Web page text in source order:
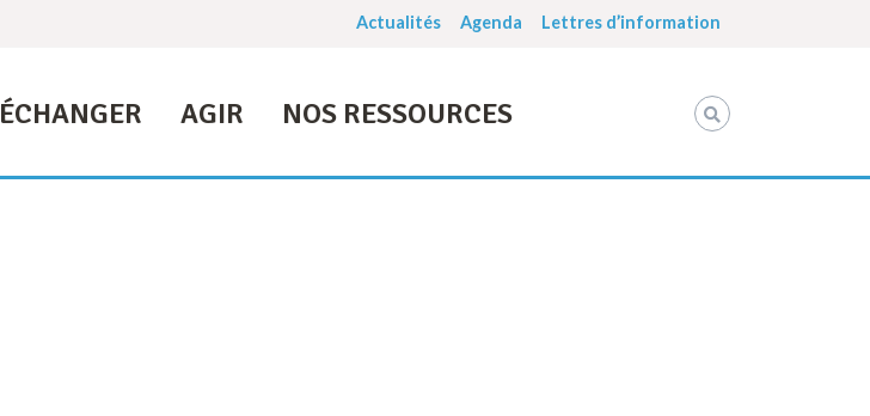
Actualités Agenda Lettres d’information
ÉCHANGER AGIR NOS RESSOURCES